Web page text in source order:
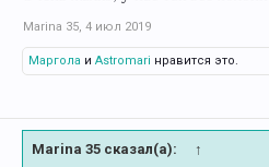
Marina 35, 4 июл 2019
Маргола и Astromari нравится это.
Marina 35 сказал(а): ↑